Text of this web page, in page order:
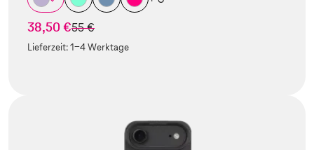
38,50 €statt
55 €
Lieferzeit:1-4 Werktage